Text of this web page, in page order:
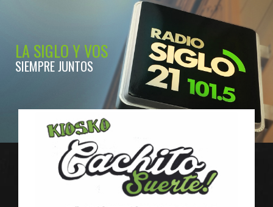
LA SIGLO Y VOS
SIEMPRE JUNTOS